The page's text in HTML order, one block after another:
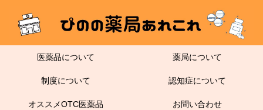
医薬品について 薬局について
制度について 認知症について
オススメOTC医薬品 お問い合わせ